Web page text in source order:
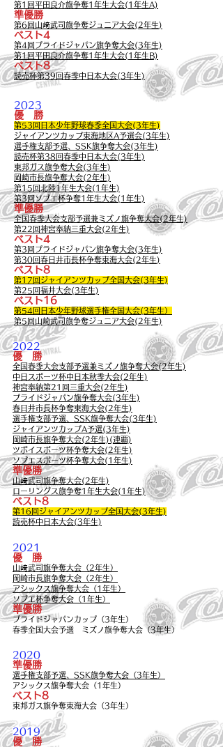
第1回平田良介旗争奪1年生大会(1年生A)
準優勝
第6回山﨑武司旗争奪ジュニア大会(2年生)
ベスト4
第4回プライドジャパン旗争奪大会(3年生)
第1回平田良介旗争奪1年生大会(1年生B)
ベスト8
読売杯第39回春季中日本大会(3年生)
2023
優 勝
第53回 日本少年野球春季全国大会(3年生)
ジャイアンツカップ東海地区A予選会(3年生)
選手権支部予選、SSK旗争奪大会(3年生)
読売杯第38回春季中日本大会(3年生)
東邦ガス旗争奪大会(3年生)
岡崎市長旗争奪大会(2年生)
第15回北陸1年生大会(1年生)
第3回ソブエ杯争奪1年生大会(1年生)
準優勝
全国春季大会支部予選兼ミズノ旗争奪大会(2年生)
第22回神宮奉納三重大会(2年生)
ベスト4
第3回プライドジャパン旗争奪大会(3年生)
第30回春日井市長杯争奪東海大会(2年生)
ベスト8
第17回ジャイアンツカップ全国大会(3年生)
第25回福井大会(3年生)
ベスト16
第54回日本少年野球選手権全国大会(3年生）
第5回山崎武司旗争奪ジュニア大会(2年生)
2022
優 勝
全国春季大会支部予選兼ミズノ旗争奪大会(2年生)
中日スポーツ杯中日本秋季大会(2年生)
神宮奉納第21回三重大会(2年生)
プライドジャパン旗争奪大会(3年生)
春日井市長杯争奪東海大会(2年生)
選手権支部予選、SSK旗争奪大会(3年生)
ジャイアンツカ ップA予選(3年生)
岡崎市長旗争奪大会(2年生)(連覇)
ツボイスポーツ杯争奪大会(2年生)
ソブエスポーツ杯争奪大会(1年生)
準優勝
山﨑武司旗争奪大会(2年生)
ローリングス旗争奪1年生大会(1年生)
ベスト8
第16回ジャイアンツカ ップ​全国大会(3年生)
読売杯中日本大会(3年生)
2021
優 勝
山﨑武司旗争奪大会（2年生）
岡崎市長旗争奪大会（2年生）
アシックス旗争奪大会（1年生）
ソブエ杯争奪大会（1年生）
準優勝
プライドジャパンカップ（3年生）
春季全国大会予選 ミズノ旗争奪大会（3年生）
2020
準優勝
選手権支部予選、SSK旗争奪大会（3年生）
アシックス旗争奪大会（1年生）
ベスト8
東邦ガス旗争奪東海大会（3年生）
2019
優 勝